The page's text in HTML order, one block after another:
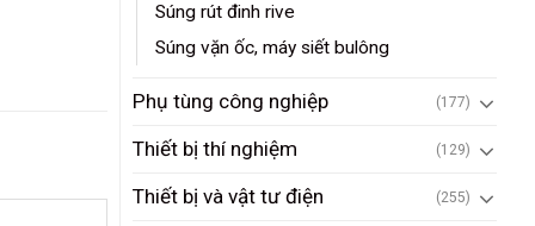
Súng rút đinh rive
Súng vặn ốc, máy siết bulông
Phụ tùng công nghiệp (177)
Thiết bị thí nghiệm (129)
Thiết bị và vật tư điện (255)